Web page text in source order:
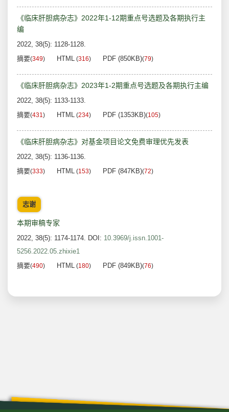
《临床肝胆病杂志》2022年1-12期重点号选题及各期执行主
编
2022, 38(5): 1128-1128.
摘要(349) HTML (316) PDF (850KB)(79)
《临床肝胆病杂志》2023年1-2期重点号选题及各期执行主编
2022, 38(5): 1133-1133.
摘要(431) HTML (234) PDF (1353KB)(105)
《临床肝胆病杂志》对基金项目论文免费审理优先发表
2022, 38(5): 1136-1136.
摘要(333) HTML (153) PDF (847KB)(72)
志谢
本期审稿专家
2022, 38(5): 1174-1174. DOI: 10.3969/j.issn.1001-
5256.2022.05.zhixie1
摘要(490) HTML (180) PDF (849KB)(76)